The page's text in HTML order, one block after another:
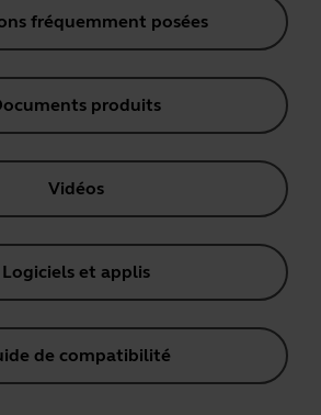
fréquemment posées
produits
Vidéos
Logiciels et applis
de compatibilité